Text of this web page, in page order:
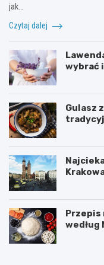
jak…
Czytaj dalej
wybrać
Gulasz
Przepis
według
M
J